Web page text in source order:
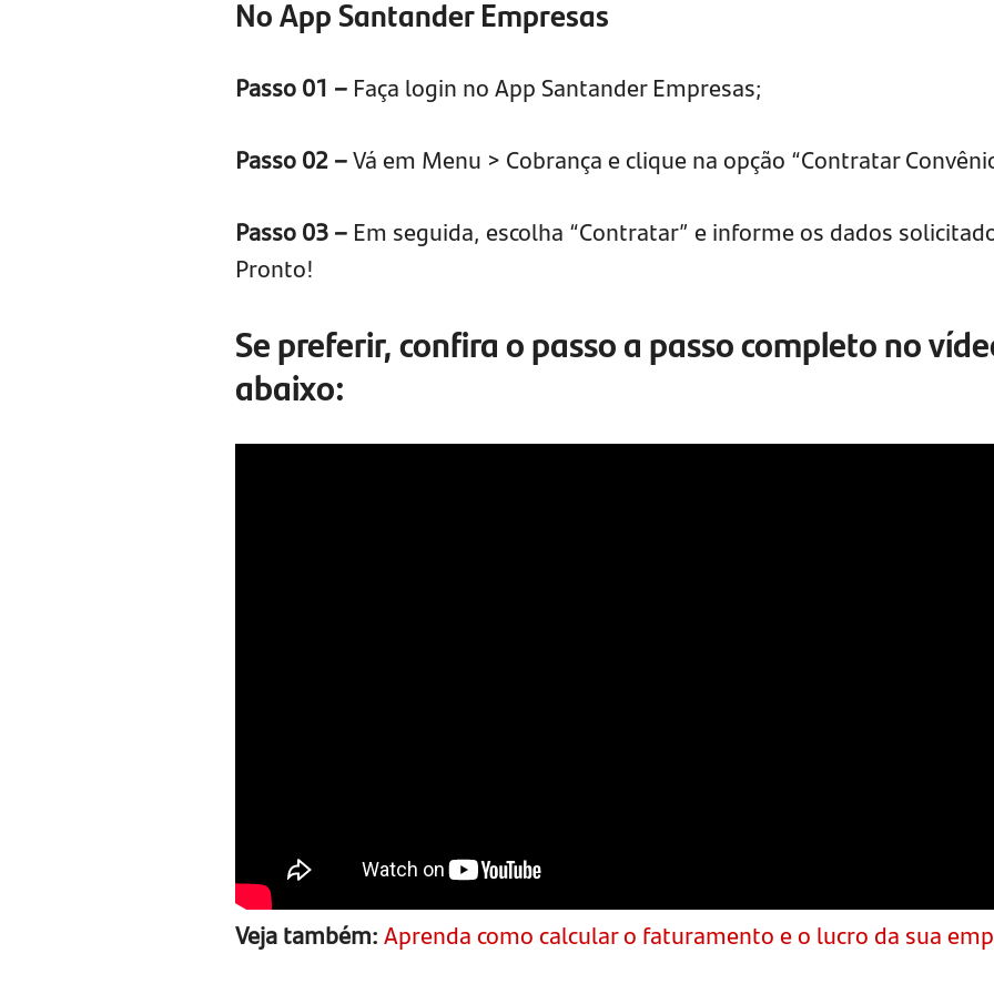
No App Santander Empresas
Passo 01 – Faça login no App Santander Empresas;
Passo 02 –Vá em Menu > Cobrança e clique na opção “Contratar
Passo 03 – Em seguida, escolha “Contratar” e informe os dados
Pronto!
Se preferir, confira o passo a passo completo no
abaixo:
Veja também:Aprenda como calcular o faturamento e o lucro da sua